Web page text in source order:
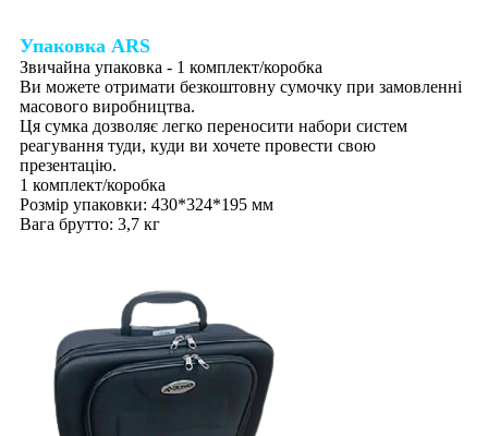
Упаковка ARS
Звичайна упаковка - 1 комплект/коробка
Ви можете отримати безкоштовну сумочку при замовленні
масового виробництва.
Ця сумка дозволяє легко переносити набори систем
реагування туди, куди ви хочете провести свою
презентацію.
1 комплект/коробка
Розмір упаковки: 430*324*195 мм
Вага брутто: 3,7 кг